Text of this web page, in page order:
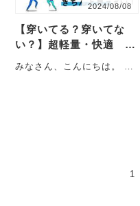
2024/08/08
【穿いてる？穿いてな
い？】超軽量・快適 サ
みなさん、こんにちは。 初
1